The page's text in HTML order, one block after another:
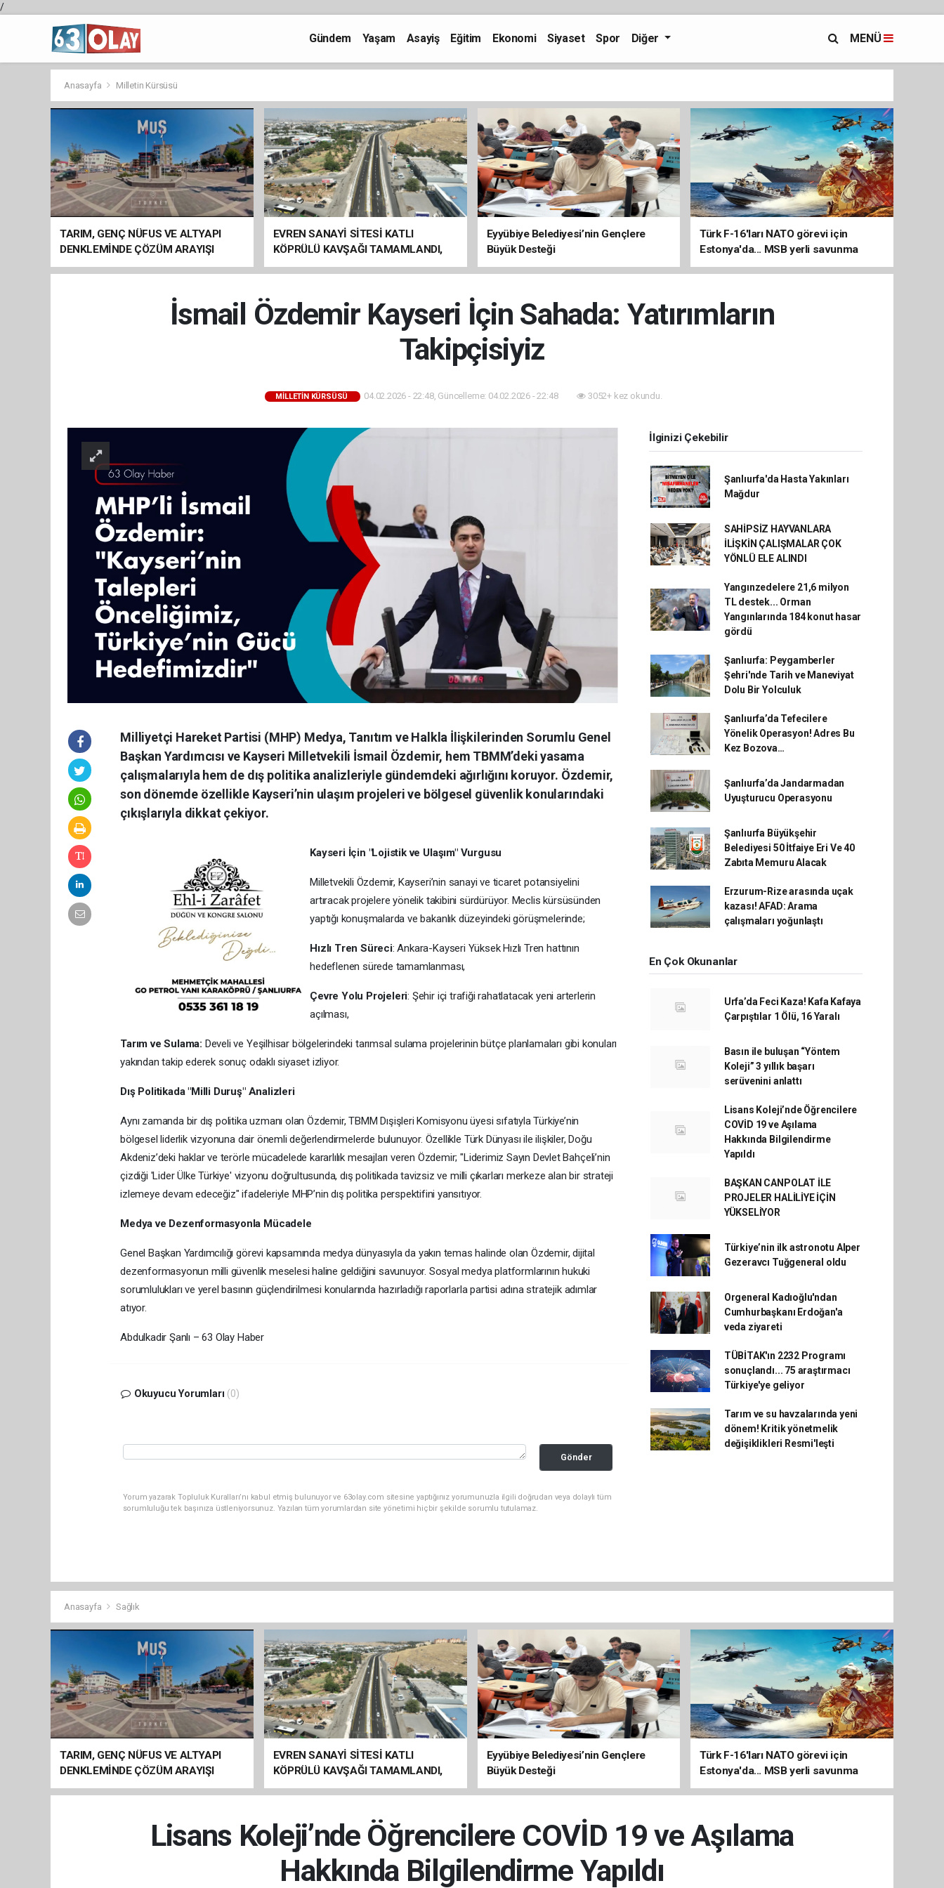
/
Gündem Yaşam Asayiş Eğitim Ekonomi Siyaset Spor Diğer MENÜ
Anasayfa Milletin Kürsüsü
TARIM, GENÇ NÜFUS VE ALTYAPI
DENKLEMİNDE ÇÖZÜM ARAYIŞI
EVREN SANAYİ SİTESİ KATLI
KÖPRÜLÜ KAVŞAĞI TAMAMLANDI,
ARAÇ GEÇİŞLERİ BAŞLADI
Eyyübiye Belediyesi’nin Gençlere
Büyük Desteği
Türk F-16'ları NATO görevi için
Estonya'da... MSB yerli savunma
sistemleriyle güçleniyor
İsmail Özdemir Kayseri İçin Sahada: Yatırımların
Takipçisiyiz
MILLETIN KÜRSÜSÜ 04.02.2026 - 22:48, Güncelleme: 04.02.2026 - 22:48 3052+ kez okundu.
Milliyetçi Hareket Partisi (MHP) Medya, Tanıtım ve Halkla İlişkilerinden Sorumlu Genel
Başkan Yardımcısı ve Kayseri Milletvekili İsmail Özdemir, hem TBMM’deki yasama
çalışmalarıyla hem de dış politika analizleriyle gündemdeki ağırlığını koruyor. Özdemir,
son dönemde özellikle Kayseri’nin ulaşım projeleri ve bölgesel güvenlik konularındaki
çıkışlarıyla dikkat çekiyor.
Kayseri İçin "Lojistik ve Ulaşım" Vurgusu
Milletvekili Özdemir, Kayseri’nin sanayi ve ticaret potansiyelini
artıracak projelere yönelik takibini sürdürüyor. Meclis kürsüsünden
yaptığı konuşmalarda ve bakanlık düzeyindeki görüşmelerinde;
Hızlı Tren Süreci: Ankara-Kayseri Yüksek Hızlı Tren hattının
hedeflenen sürede tamamlanması,
Çevre Yolu Projeleri: Şehir içi trafiği rahatlatacak yeni arterlerin
açılması,
Tarım ve Sulama: Develi ve Yeşilhisar bölgelerindeki tarımsal sulama projelerinin bütçe planlamaları gibi konuları
yakından takip ederek sonuç odaklı siyaset izliyor.
Dış Politikada "Milli Duruş" Analizleri
Aynı zamanda bir dış politika uzmanı olan Özdemir, TBMM Dışişleri Komisyonu üyesi sıfatıyla Türkiye’nin
bölgesel liderlik vizyonuna dair önemli değerlendirmelerde bulunuyor. Özellikle Türk Dünyası ile ilişkiler, Doğu
Akdeniz’deki haklar ve terörle mücadelede kararlılık mesajları veren Özdemir; "Liderimiz Sayın Devlet Bahçeli’nin
çizdiği 'Lider Ülke Türkiye' vizyonu doğrultusunda, dış politikada tavizsiz ve milli çıkarları merkeze alan bir strateji
izlemeye devam edeceğiz" ifadeleriyle MHP’nin dış politika perspektifini yansıtıyor.
Medya ve Dezenformasyonla Mücadele
Genel Başkan Yardımcılığı görevi kapsamında medya dünyasıyla da yakın temas halinde olan Özdemir, dijital
dezenformasyonun milli güvenlik meselesi haline geldiğini savunuyor. Sosyal medya platformlarının hukuki
sorumlulukları ve yerel basının güçlendirilmesi konularında hazırladığı raporlarla partisi adına stratejik adımlar
atıyor.
Abdulkadir Şanlı – 63 Olay Haber
Okuyucu Yorumları (0)
Gönder
Yorum yazarak Topluluk Kuralları’nı kabul etmiş bulunuyor ve 63olay.com sitesine yaptığınız yorumunuzla ilgili doğrudan veya dolaylı tüm
sorumluluğu tek başınıza üstleniyorsunuz. Yazılan tüm yorumlardan site yönetimi hiçbir şekilde sorumlu tutulamaz.
İlginizi Çekebilir
Şanlıurfa'da Hasta Yakınları
Mağdur
SAHİPSİZ HAYVANLARA
İLİŞKİN ÇALIŞMALAR ÇOK
YÖNLÜ ELE ALINDI
Yangınzedelere 21,6 milyon
TL destek... Orman
Yangınlarında 184 konut hasar
gördü
Şanlıurfa: Peygamberler
Şehri'nde Tarih ve Maneviyat
Dolu Bir Yolculuk
Şanlıurfa’da Tefecilere
Yönelik Operasyon! Adres Bu
Kez Bozova…
Şanlıurfa’da Jandarmadan
Uyuşturucu Operasyonu
Şanlıurfa Büyükşehir
Belediyesi 50 İtfaiye Eri Ve 40
Zabıta Memuru Alacak
Erzurum-Rize arasında uçak
kazası! AFAD: Arama
çalışmaları yoğunlaştı
En Çok Okunanlar
Urfa’da Feci Kaza! Kafa Kafaya
Çarpıştılar 1 Ölü, 16 Yaralı
Basın ile buluşan “Yöntem
Koleji” 3 yıllık başarı
serüvenini anlattı
Lisans Koleji’nde Öğrencilere
COVİD 19 ve Aşılama
Hakkında Bilgilendirme
Yapıldı
BAŞKAN CANPOLAT İLE
PROJELER HALİLİYE İÇİN
YÜKSELİYOR
Türkiye’nin ilk astronotu Alper
Gezeravcı Tuğgeneral oldu
Orgeneral Kadıoğlu'ndan
Cumhurbaşkanı Erdoğan'a
veda ziyareti
TÜBİTAK'ın 2232 Programı
sonuçlandı... 75 araştırmacı
Türkiye'ye geliyor
Tarım ve su havzalarında yeni
dönem! Kritik yönetmelik
değişiklikleri Resmi'leşti
Anasayfa Sağlık
TARIM, GENÇ NÜFUS VE ALTYAPI
DENKLEMİNDE ÇÖZÜM ARAYIŞI
EVREN SANAYİ SİTESİ KATLI
KÖPRÜLÜ KAVŞAĞI TAMAMLANDI,
ARAÇ GEÇİŞLERİ BAŞLADI
Eyyübiye Belediyesi’nin Gençlere
Büyük Desteği
Türk F-16'ları NATO görevi için
Estonya'da... MSB yerli savunma
sistemleriyle güçleniyor
Lisans Koleji’nde Öğrencilere COVİD 19 ve Aşılama
Hakkında Bilgilendirme Yapıldı